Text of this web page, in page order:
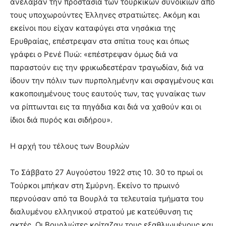
τους υποχωρούντες Έλληνες στρατιώτες. Ακόμη και
εκείνοι που είχαν καταφύγει στα νησάκια της
Ερυθραίας, επέστρεψαν στα σπίτια τους και όπως
γράφει ο Ρενέ Πυώ: «επέστρεψαν όμως διά να
παραστούν εις την φρικωδεστέραν τραγωδίαν, διά να
ίδουν την πόλιν των πυρπολημένην και σφαγμένους και
κακοποιημένους τους εαυτούς των, τας γυναίκας των
να ρίπτωνται εις τα πηγάδια και διά να χαθούν και οι
ίδιοι διά πυρός και σιδήρου».
Η αρχή του τέλους των Βουρλών
Το Σάββατο 27 Αυγούστου 1922 στις 10. 30 το πρωί οι
Τούρκοι μπήκαν στη Σμύρνη. Εκείνο το πρωινό
περνούσαν από τα Βουρλά τα τελευταία τμήματα του
διαλυμένου ελληνικού στρατού με κατεύθυνση τις